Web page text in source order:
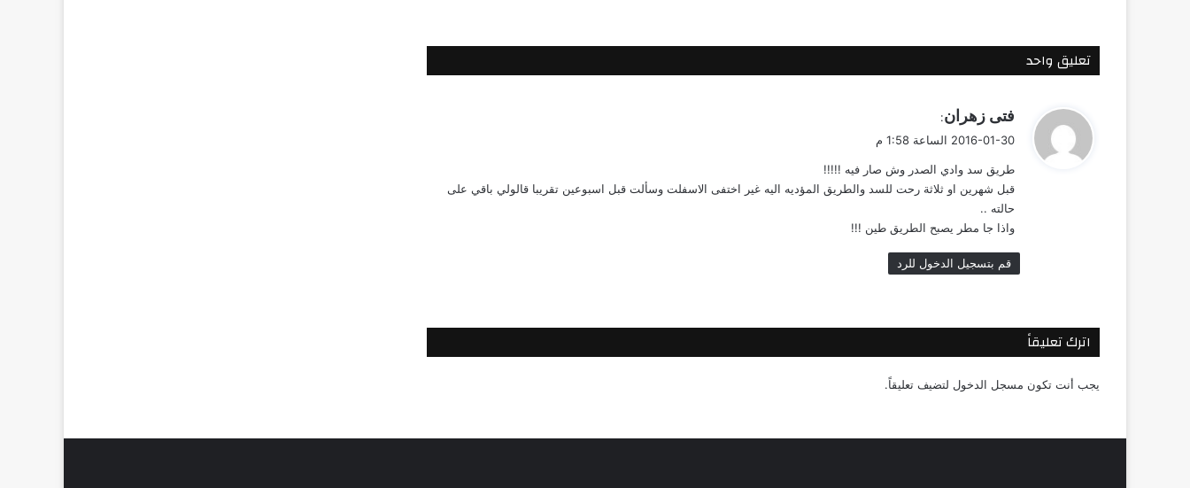
تعليق واحد
ي
ل
فتى زهران:
2016-01-30 الساعة 1:58 م
طريق سد وادي الصدر وش صار فيه !!!!!
قبل شهرين او ثلاثة رحت للسد والطريق المؤديه اليه غير اختفى الاسفلت وسألت قبل اسبوعين تقريبا قالولي باقي على
حالته ..
واذا جا مطر يصبح الطريق طين !!!
قم بتسجيل الدخول للرد
اترك تعليقاً
يجب أنت تكون مسجل الدخول لتضيف تعليقاً.